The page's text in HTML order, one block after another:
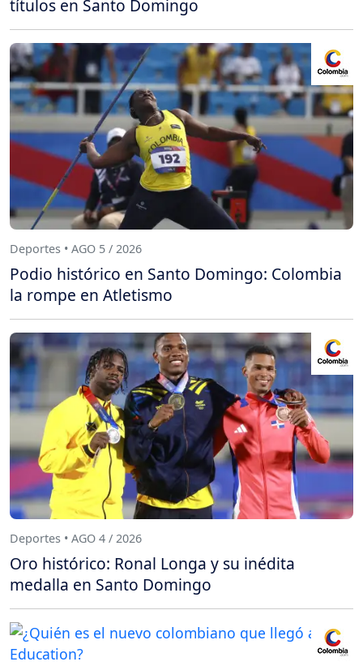
títulos en Santo Domingo
Deportes • AGO 5 / 2026
Podio histórico en Santo Domingo: Colombia
la rompe en Atletismo
Deportes • AGO 4 / 2026
Oro histórico: Ronal Longa y su inédita
medalla en Santo Domingo